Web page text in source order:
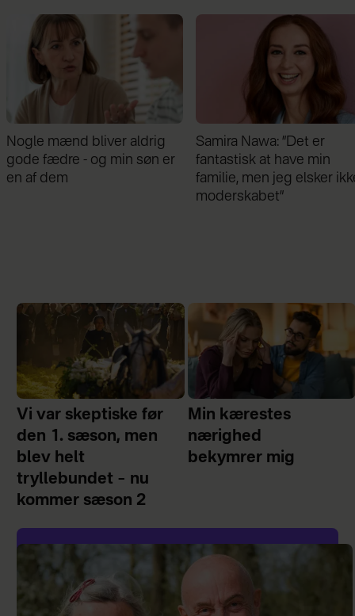
Samira Nawa: ”Det er
fantastisk at have min
familie, men jeg elsker ikke
Jeg valgte at blive skilt
min mand - da jeg en dag
gik forbi hans hus, fik jeg
chok
Vi var skeptiske før
den 1. sæson, men
blev helt
tryllebundet – nu
kommer sæson 2
Min kærestes
nærighed
bekymrer mig